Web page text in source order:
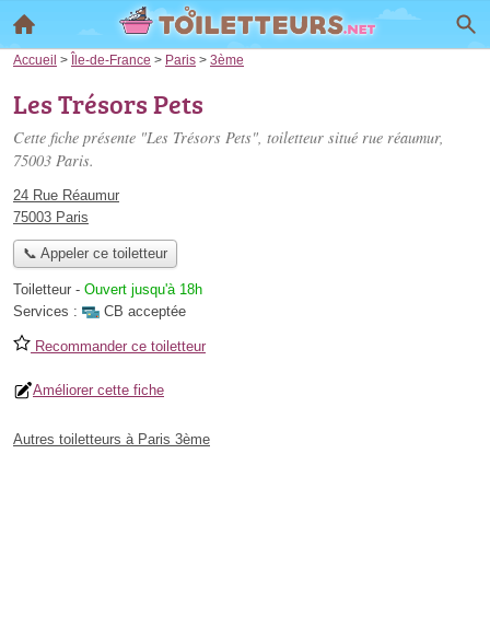
Accueil > Île-de-France > Paris > 3ème
Les Trésors Pets
Cette fiche présente "Les Trésors Pets", toiletteur situé rue réaumur,
75003 Paris.
24 Rue Réaumur
75003 Paris
📞 Appeler ce toiletteur
Toiletteur - Ouvert jusqu'à 18h
Services :
CB acceptée
Recommander ce toiletteur
Améliorer cette fiche
Autres toiletteurs à Paris 3ème